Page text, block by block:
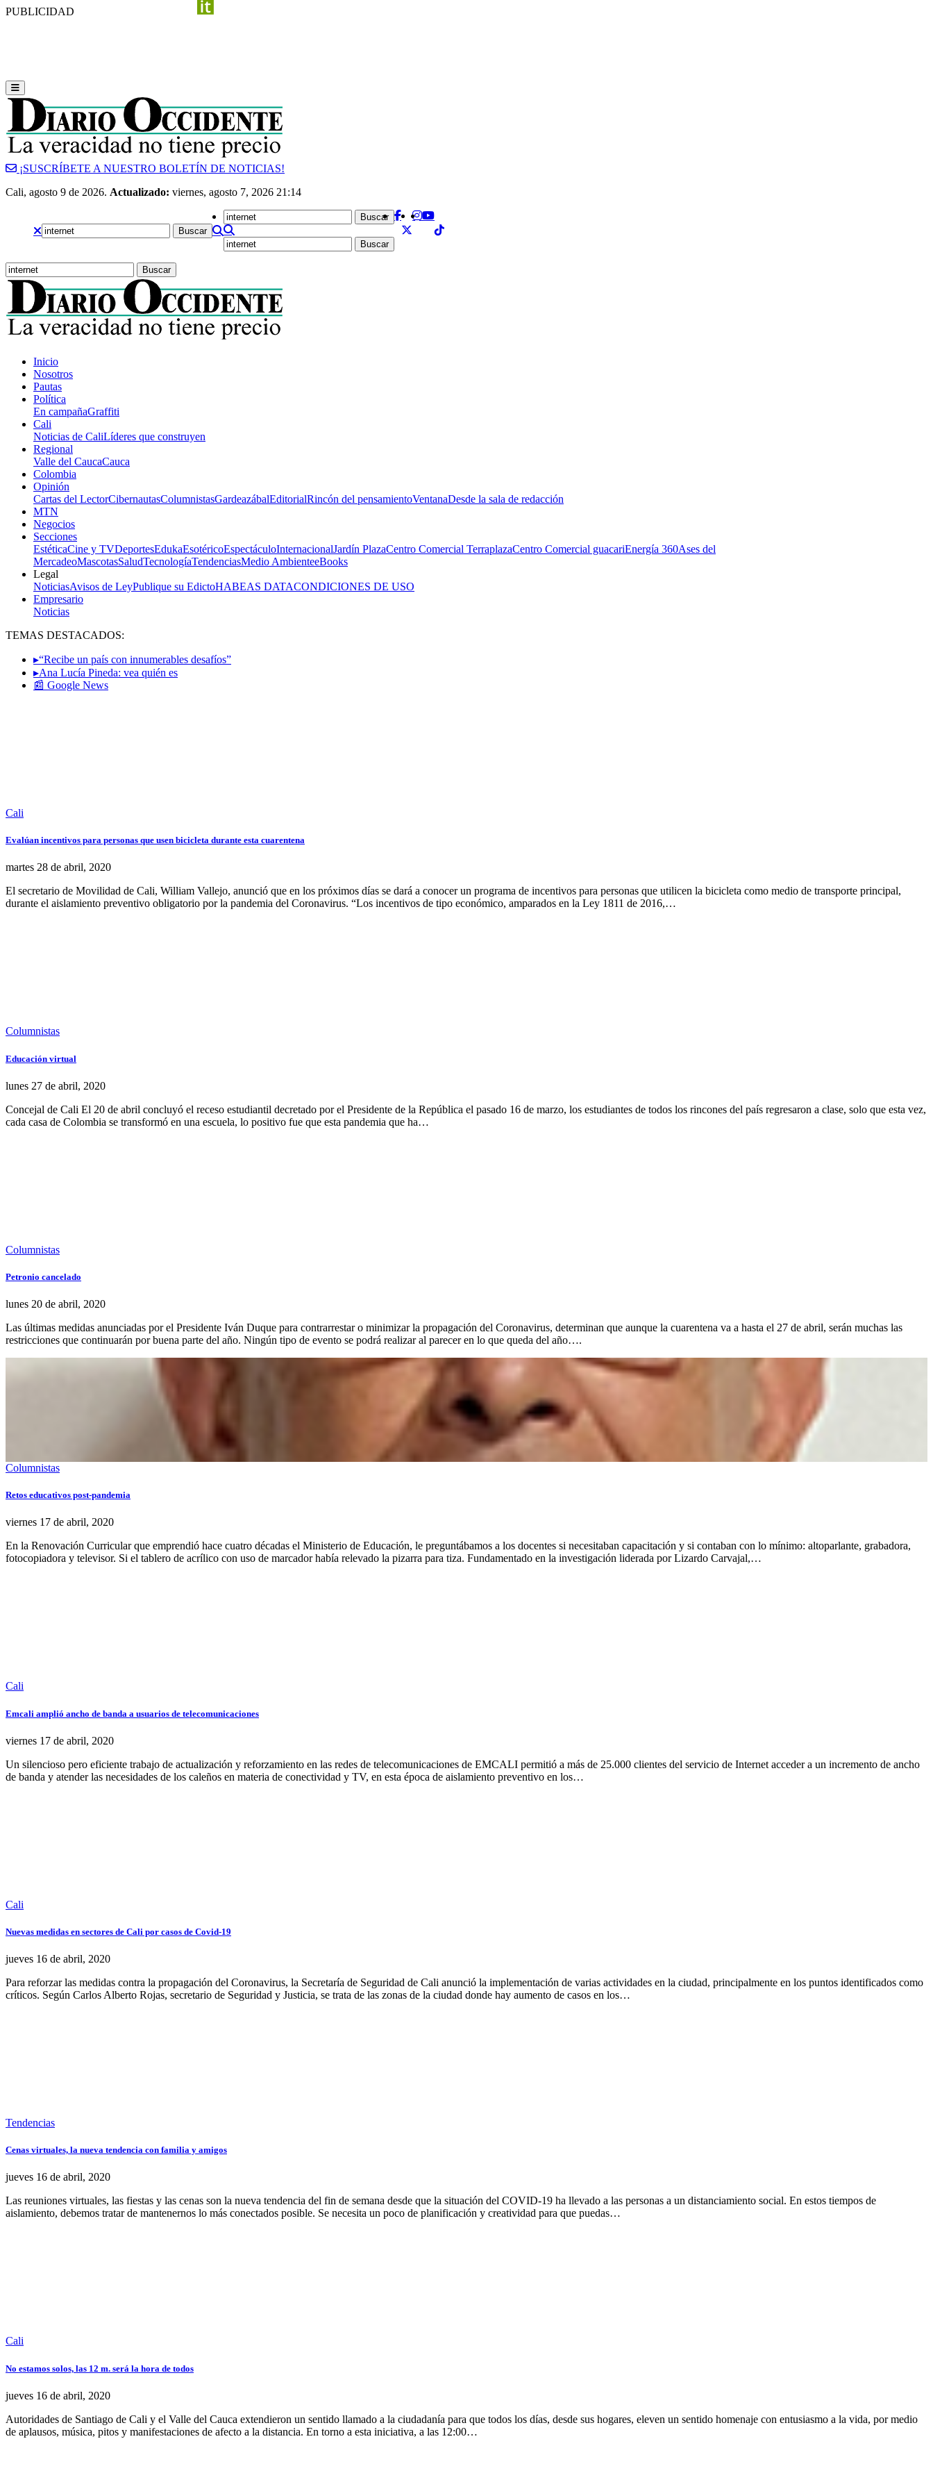
PUBLICIDAD
¡SUSCRÍBETE A NUESTRO BOLETÍN DE NOTICIAS!
Cali, agosto 9 de 2026. Actualizado: viernes, agosto 7, 2026 21:14
Inicio
Nosotros
Pautas
Política
En campañaGraffiti
Cali
Noticias de CaliLíderes que construyen
Regional
Valle del CaucaCauca
Colombia
Opinión
Cartas del LectorCibernautasColumnistasGardeazábalEditorialRincón del pensamientoVentanaDesde la sala de redacción
MTN
Negocios
Secciones
EstéticaCine y TVDeportesEdukaEsotéricoEspectáculoInternacionalJardín PlazaCentro Comercial TerraplazaCentro Comercial guacariEnergía 360Ases del
MercadeoMascotasSaludTecnologíaTendenciasMedio AmbienteeBooks
Legal
NoticiasAvisos de LeyPublique su EdictoHABEAS DATACONDICIONES DE USO
Empresario
Noticias
TEMAS DESTACADOS:
▸“Recibe un país con innumerables desafíos”
▸Ana Lucía Pineda: vea quién es
📰 Google News
Cali
Evalúan incentivos para personas que usen bicicleta durante esta cuarentena
martes 28 de abril, 2020
El secretario de Movilidad de Cali, William Vallejo, anunció que en los próximos días se dará a conocer un programa de incentivos para personas que utilicen la bicicleta como medio de transporte principal,
durante el aislamiento preventivo obligatorio por la pandemia del Coronavirus. “Los incentivos de tipo económico, amparados en la Ley 1811 de 2016,…
Columnistas
Educación virtual
lunes 27 de abril, 2020
Concejal de Cali El 20 de abril concluyó el receso estudiantil decretado por el Presidente de la República el pasado 16 de marzo, los estudiantes de todos los rincones del país regresaron a clase, solo que esta vez,
cada casa de Colombia se transformó en una escuela, lo positivo fue que esta pandemia que ha…
Columnistas
Petronio cancelado
lunes 20 de abril, 2020
Las últimas medidas anunciadas por el Presidente Iván Duque para contrarrestar o minimizar la propagación del Coronavirus, determinan que aunque la cuarentena va a hasta el 27 de abril, serán muchas las
restricciones que continuarán por buena parte del año. Ningún tipo de evento se podrá realizar al parecer en lo que queda del año….
Columnistas
Retos educativos post-pandemia
viernes 17 de abril, 2020
En la Renovación Curricular que emprendió hace cuatro décadas el Ministerio de Educación, le preguntábamos a los docentes si necesitaban capacitación y si contaban con lo mínimo: altoparlante, grabadora,
fotocopiadora y televisor. Si el tablero de acrílico con uso de marcador había relevado la pizarra para tiza. Fundamentado en la investigación liderada por Lizardo Carvajal,…
Cali
Emcali amplió ancho de banda a usuarios de telecomunicaciones
viernes 17 de abril, 2020
Un silencioso pero eficiente trabajo de actualización y reforzamiento en las redes de telecomunicaciones de EMCALI permitió a más de 25.000 clientes del servicio de Internet acceder a un incremento de ancho
de banda y atender las necesidades de los caleños en materia de conectividad y TV, en esta época de aislamiento preventivo en los…
Cali
Nuevas medidas en sectores de Cali por casos de Covid-19
jueves 16 de abril, 2020
Para reforzar las medidas contra la propagación del Coronavirus, la Secretaría de Seguridad de Cali anunció la implementación de varias actividades en la ciudad, principalmente en los puntos identificados como
críticos. Según Carlos Alberto Rojas, secretario de Seguridad y Justicia, se trata de las zonas de la ciudad donde hay aumento de casos en los…
Tendencias
Cenas virtuales, la nueva tendencia con familia y amigos
jueves 16 de abril, 2020
Las reuniones virtuales, las fiestas y las cenas son la nueva tendencia del fin de semana desde que la situación del COVID-19 ha llevado a las personas a un distanciamiento social. En estos tiempos de
aislamiento, debemos tratar de mantenernos lo más conectados posible. Se necesita un poco de planificación y creatividad para que puedas…
Cali
No estamos solos, las 12 m. será la hora de todos
jueves 16 de abril, 2020
Autoridades de Santiago de Cali y el Valle del Cauca extendieron un sentido llamado a la ciudadanía para que todos los días, desde sus hogares, eleven un sentido homenaje con entusiasmo a la vida, por medio
de aplausos, música, pitos y manifestaciones de afecto a la distancia. En torno a esta iniciativa, a las 12:00…